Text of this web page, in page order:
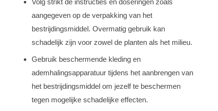
aangegeven op de verpakking van het
bestrijdingsmiddel. Overmatig gebruik kan
schadelijk zijn voor zowel de planten als het milieu.
Gebruik beschermende kleding en
ademhalingsapparatuur tijdens het aanbrengen van
het bestrijdingsmiddel om jezelf te beschermen
tegen mogelijke schadelijke effecten.